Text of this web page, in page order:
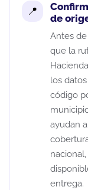
de
Antes de
que la
los
código
ayudan
entrega.